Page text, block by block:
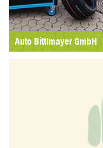
Auto Bittlmayer GmbH